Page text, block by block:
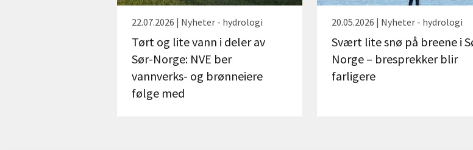
22.07.2026 | Nyheter - hydrologi
Tørt og lite vann i deler av
Sør-Norge: NVE ber
vannverks- og brønneiere
følge med
20.05.2026 | Nyheter - hydrologi
Svært lite snø på breene i
Norge – bresprekker blir
farligere